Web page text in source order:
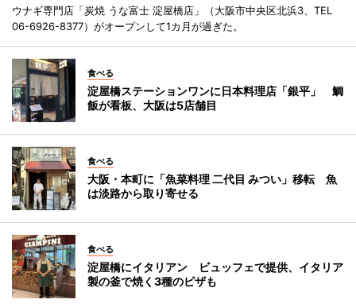
ウナギ専門店「炭焼 うな富士 淀屋橋店」（大阪市中央区北浜3、TEL
06-6926-8377）がオープンして1カ月が過ぎた。
食べる
淀屋橋ステーションワンに日本料理店「銀平」 鯛
飯が看板、大阪は5店舗目
食べる
大阪・本町に「魚菜料理 二代目 みつい」移転 魚
は淡路から取り寄せる
食べる
淀屋橋にイタリアン ビュッフェで提供、イタリア
製の釜で焼く3種のピザも